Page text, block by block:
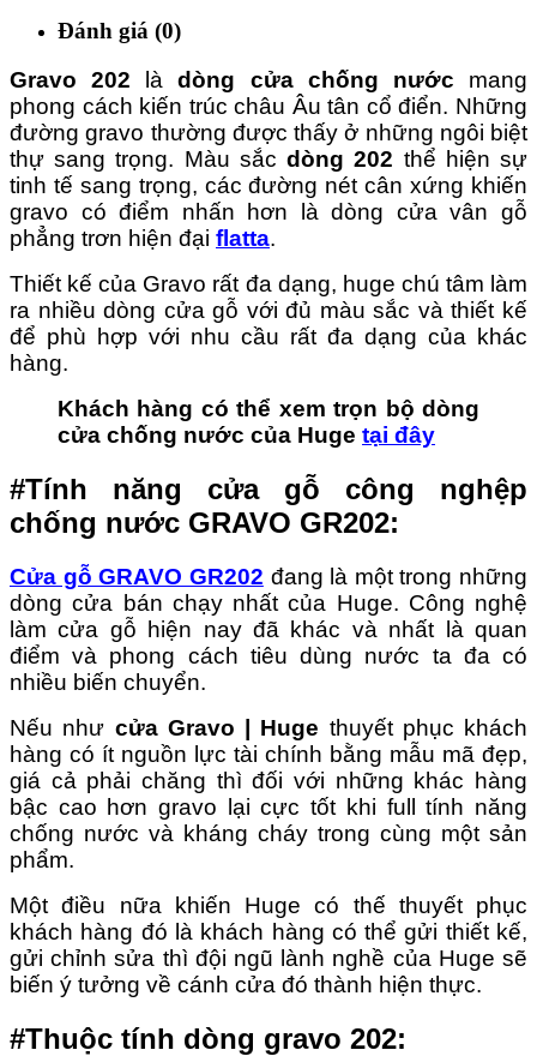
Đánh giá (0)
Gravo 202 làdòng cửa chống nước mang
phong cách kiến trúc châu Âu tân cổ điển. Những
đường gravo thường được thấy ở những ngôi biệt
thự sang trọng. Màu sắcdòng 202 thể hiện sự
tinh tế sang trọng, các đường nét cân xứng khiến
gravo có điểm nhấn hơn là dòng cửa vân gỗ
phẳng trơn hiện đại flatta.
Thiết kế của Gravo rất đa dạng, huge chú tâm làm
ra nhiều dòng cửa gỗ với đủ màu sắc và thiết kế
để phù hợp với nhu cầu rất đa dạng của khác
hàng.
Khách hàng có thể xem trọn bộ dòng
cửa chống nước của Huge tại đây
#Tính năng cửa gỗ công nghệp
chống nước GRAVO GR202:
Cửa gỗ GRAVO GR202 đang là một trong những
dòng cửa bán chạy nhất của Huge. Công nghệ
làm cửa gỗ hiện nay đã khác và nhất là quan
điểm và phong cách tiêu dùng nước ta đa có
nhiều biến chuyển.
Nếu như cửa Gravo | Huge thuyết phục khách
hàng có ít nguồn lực tài chính bằng mẫu mã đẹp,
giá cả phải chăng thì đối với những khác hàng
bậc cao hơn gravo lại cực tốt khi full tính năng
chống nước và kháng cháy trong cùng một sản
phẩm.
Một điều nữa khiến Huge có thế thuyết phục
khách hàng đó là khách hàng có thể gửi thiết kế,
gửi chỉnh sửa thì đội ngũ lành nghề của Huge sẽ
biến ý tưởng về cánh cửa đó thành hiện thực.
#Thuộc tính dòng gravo 202: